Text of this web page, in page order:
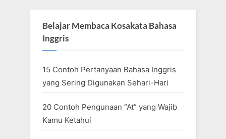
Belajar Membaca Kosakata Bahasa
Inggris
15 Contoh Pertanyaan Bahasa Inggris
yang Sering Digunakan Sehari-Hari
20 Contoh Pengunaan “At” yang Wajib
Kamu Ketahui